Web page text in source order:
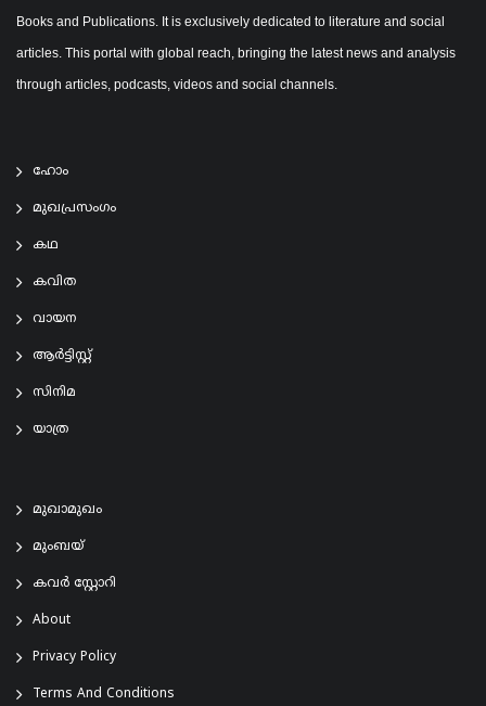
Books and Publications. It is exclusively dedicated to literature and social
articles. This portal with global reach, bringing the latest news and analysis
through articles, podcasts, videos and social channels.
ഹോം
മുഖപ്രസംഗം
കഥ
കവിത
വായന
ആര്‍ട്ടിസ്റ്റ്
സിനിമ
യാത്ര
മുഖാമുഖം
മുംബയ്
കവർ സ്റ്റോറി
About
Privacy Policy
Terms And Conditions